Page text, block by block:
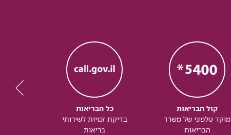
קול הבריאות
מוקד טלפוני של משרד
הבריאות
כל הבריאות
בדיקת זכויות לשירותי
בריאות